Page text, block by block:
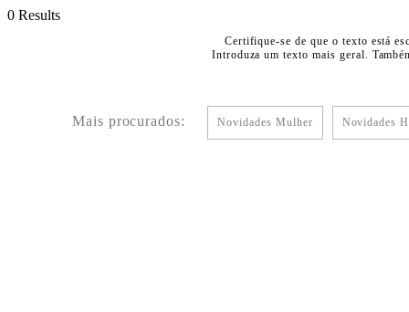
0 Results
Certifique-se de que o texto está
Introduza um texto mais geral.
Mais procurados: Novidades Mulher Novidades